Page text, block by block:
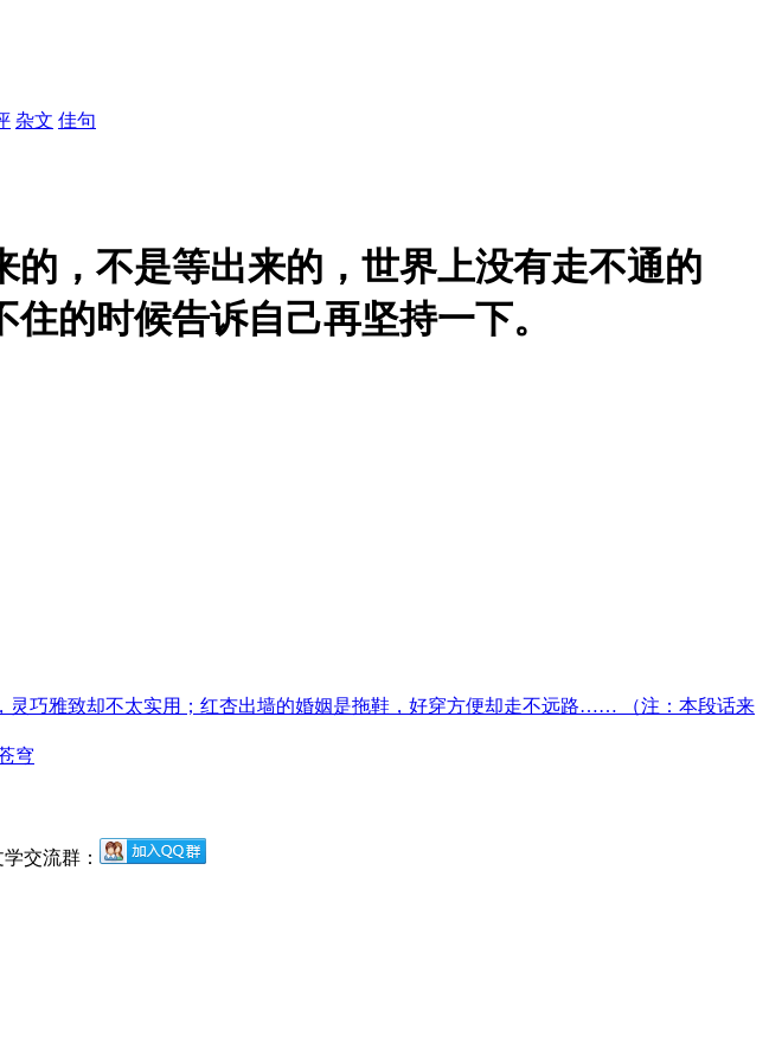
杂文 佳句
，不是等出来的，世界上没有走不通的
的时候告诉自己再坚持一下。
巧雅致却不太实用；红杏出墙的婚姻是拖鞋，好穿方便却走不远路…… （注：本段话来
穹
交流群：